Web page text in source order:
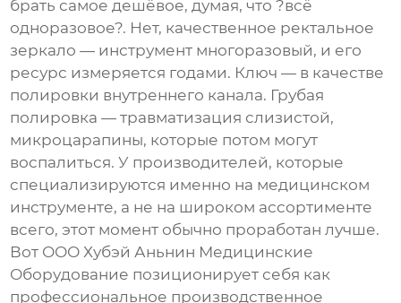
брать самое дешёвое, думая, что ?всё
одноразовое?. Нет, качественное ректальное
зеркало — инструмент многоразовый, и его
ресурс измеряется годами. Ключ — в качестве
полировки внутреннего канала. Грубая
полировка — травматизация слизистой,
микроцарапины, которые потом могут
воспалиться. У производителей, которые
специализируются именно на медицинском
инструменте, а не на широком ассортименте
всего, этот момент обычно проработан лучше.
Вот ООО Хубэй Аньнин Медицинские
Оборудование позиционирует себя как
профессиональное производственное